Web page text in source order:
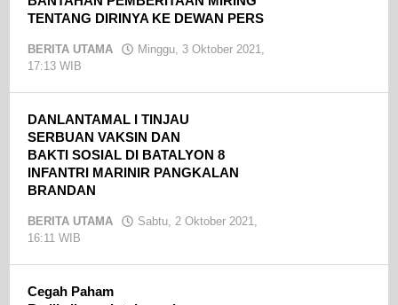
TENTANG DIRINYA KE DEWAN PERS
BERITA UTAMA
Minggu, 3 Oktober 2021,
17:13 WIB
DANLANTAMAL I TINJAU
SERBUAN VAKSIN DAN
BAKTI SOSIAL DI BATALYON 8
INFANTRI MARINIR PANGKALAN
BRANDAN
BERITA UTAMA
Sabtu, 2 Oktober 2021,
16:11 WIB
Cegah Paham